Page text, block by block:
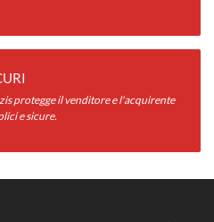
protegge il venditore e l'acquirente
e sicure.